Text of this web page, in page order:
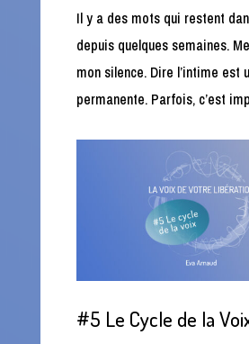
Il y a des mots qui restent
depuis quelques semaines.
mon silence. Dire l’intime est
permanente. Parfois, c’est
#5 Le Cycle de la